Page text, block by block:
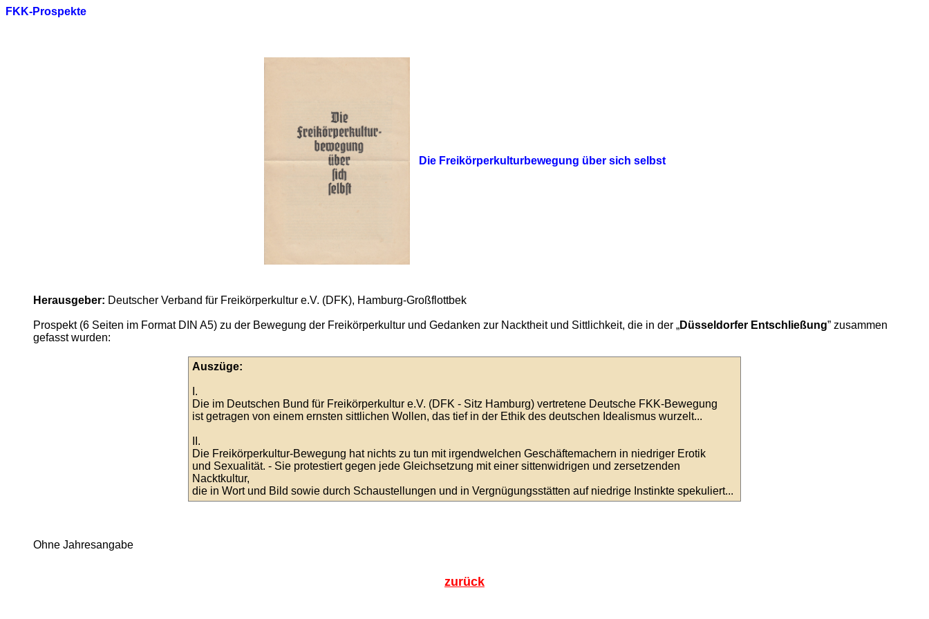
FKK-Prospekte
Die Freikörperkulturbewegung über sich selbst
Herausgeber: Deutscher Verband für Freikörperkultur e.V. (DFK), Hamburg-Großflottbek
Prospekt (6 Seiten im Format DIN A5) zu der Bewegung der Freikörperkultur und Gedanken zur Nacktheit und Sittlichkeit, die in der „Düsseldorfer Entschließung” zusammen
gefasst wurden:
Auszüge:
I.
Die im Deutschen Bund für Freikörperkultur e.V. (DFK - Sitz Hamburg) vertretene Deutsche FKK-Bewegung
ist getragen von einem ernsten sittlichen Wollen, das tief in der Ethik des deutschen Idealismus wurzelt...
II.
Die Freikörperkultur-Bewegung hat nichts zu tun mit irgendwelchen Geschäftemachern in niedriger Erotik
und Sexualität. - Sie protestiert gegen jede Gleichsetzung mit einer sittenwidrigen und zersetzenden
Nacktkultur,
die in Wort und Bild sowie durch Schaustellungen und in Vergnügungsstätten auf niedrige Instinkte spekuliert...
Ohne Jahresangabe
zurück